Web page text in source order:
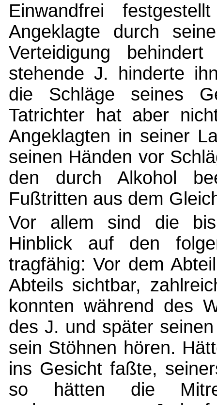
Einwandfrei
Angeklagte durch
Verteidigung
stehende J. hinderte
die Schläge seines
Tatrichter hat aber
Angeklagten in seiner
seinen Händen vor
den durch Alkohol
Fußtritten aus dem
Vor allem sind die
Hinblick auf den
tragfähig: Vor dem
Abteils sichtbar,
konnten während des
des J. und später
sein Stöhnen hören.
ins Gesicht faßte,
so hätten die